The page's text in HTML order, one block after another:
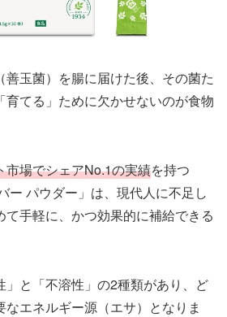
善玉菌）を腸に届けた後、その菌た
育てる」ために欠かせないのが食物
市場でシェアNo.1の実績を持つ
ー パウダー」は、現代人に不足し
て手軽に、かつ効果的に補給できる
」と「不溶性」の2種類があり、ど
エネルギー源（エサ）となりま